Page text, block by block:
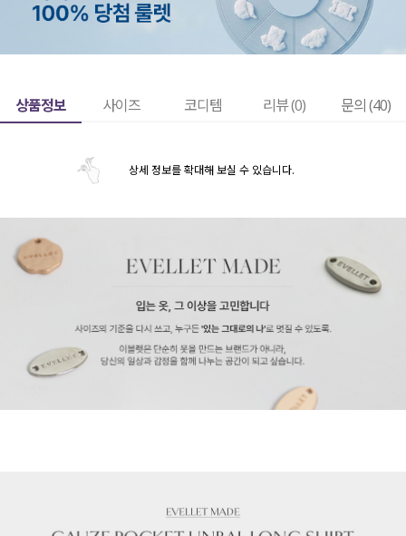
상품정보 사이즈 코디템 리뷰 (0) 문의 (40)
상세 정보를 확대해 보실 수 있습니다.